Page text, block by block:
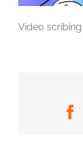
Video scribing